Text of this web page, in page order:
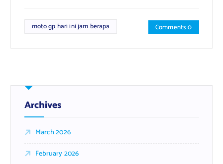
moto gp hari ini jam berapa Comments 0
Archives
March 2026
February 2026